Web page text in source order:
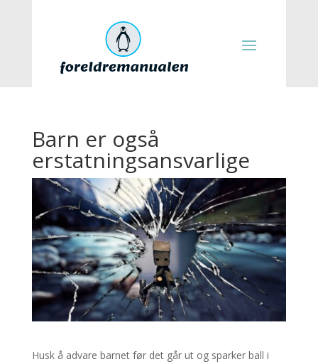
Barn er også
erstatningsansvarlige
Husk å advare barnet før det går ut og sparker ball i